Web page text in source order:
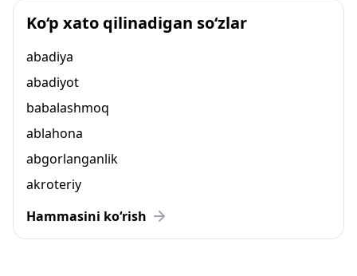
Ko‘p xato qilinadigan so‘zlar
abadiya
abadiyot
babalashmoq
ablahona
abgorlanganlik
akroteriy
Hammasini ko‘rish